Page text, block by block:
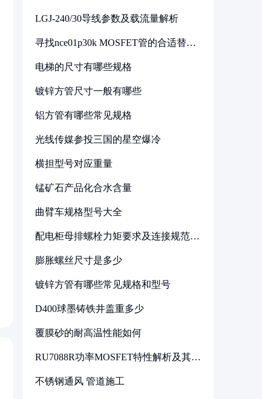
LGJ-240/30导线参数及载流量解析
寻找nce01p30k MOSFET管的合适替代
电梯的尺寸有哪些规格
镀锌方管尺寸一般有哪些
铝方管有哪些常见规格
光线传媒参投三国的星空爆冷
横担型号对应重量
锰矿石产品化合水含量
曲臂车规格型号大全
配电柜母排螺栓力矩要求及连接规范详
膨胀螺丝尺寸是多少
镀锌方管有哪些常见规格和型号
D400球墨铸铁井盖重多少
覆膜砂的耐高温性能如何
RU7088R功率MOSFET特性解析及其在
不锈钢通风 管道施工